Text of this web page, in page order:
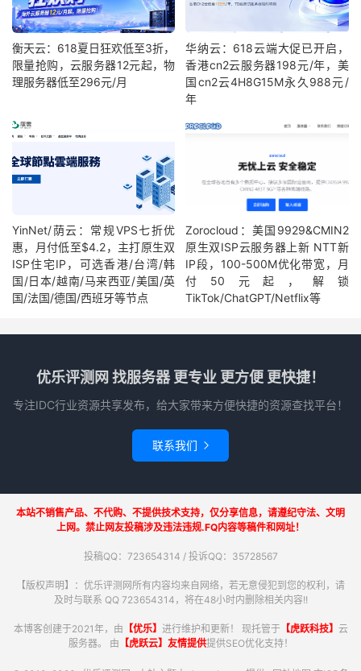
衡天云：618夏日狂欢低至3折，
限量抢购，云服务器12元起，物
理服务器低至296元/月
华纳云：618云端大促已开启，
香港cn2云服务器198元/年，美
国cn2云4H8G15M永久988元/
年
YinNet/荫云：常规VPS七折优
惠，月付低至$4.2，主打原生双
ISP住宅IP，可选香港/台湾/韩
国/日本/越南/马来西亚/美国/英
国/法国/德国/西班牙等节点
Zorocloud：美国9929&CMIN2
原生双ISP云服务器上新 NTT新
IP段，100-500M优化带宽，月
付50元起，解锁
TikTok/ChatGPT/Netflix等
优乐评测网 找服务器 更专业 更方便 更快捷！
专注IDC行业资源共享发布，给大家带来方便快捷的资源查找平台！
联系我们 
本站不销售产品、不代购、不提供技术支持，仅分享信息，请遵纪守法、文明
上网。禁止网友投稿涉及违法违规.FQ内容等稿件和网址！
投稿QQ：723654314 / 投诉QQ：35728567
【版权声明】：优乐评测网所有内容均来自网络，若无意侵犯到您的权利，请
及时与联系 QQ 723654314，将在48小时内删除相关内容!!
本博客创建于2021年，由 【优乐】 进行维护和更新！ 现托管于【虎跃科技】 云
服务器。 由 【虎跃云】友情提供提供SEO优化支持！